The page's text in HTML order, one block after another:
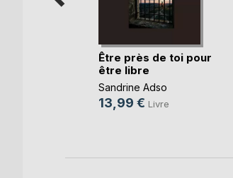
Être près de toi pour
être libre
Sandrine Adso
13,99 € Livre